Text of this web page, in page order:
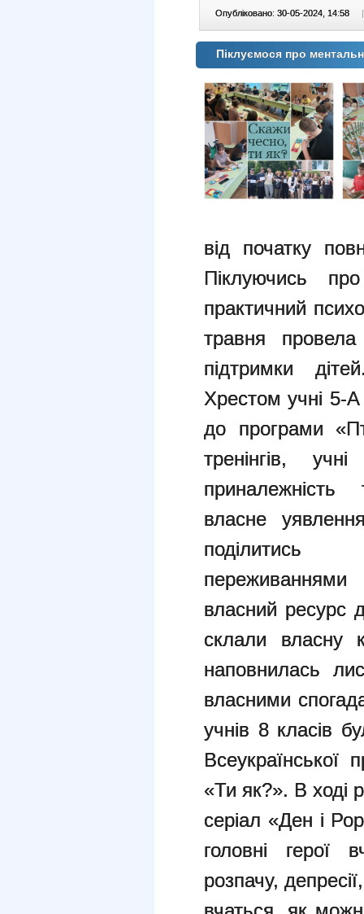
Опубліковано: 30-05-2024, 14:58 |
Піклуємося про
від початку
Піклуючись
практичний
травня провела
підтримки
Хрестом учні 5-
до програми
тренінгів,
приналежність
власне
власний ресурс
склали власну
наповнилась
власними
учнів 8 класів
Всеукраїнської
«Ти як?». В ході
серіал «Ден і
головні герої
розпачу,